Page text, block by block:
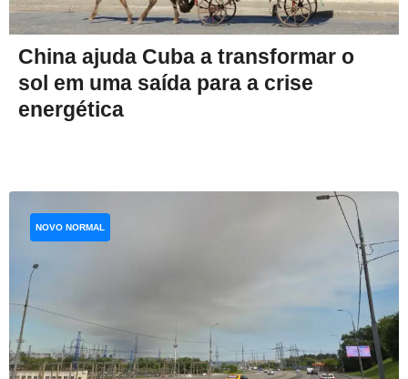
China ajuda Cuba a transformar o
sol em uma saída para a crise
energética
NOVO NORMAL